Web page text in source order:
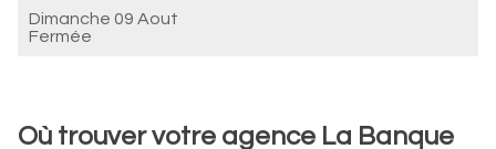
Dimanche 09 Aout
Fermée
Où trouver votre agence La Banque